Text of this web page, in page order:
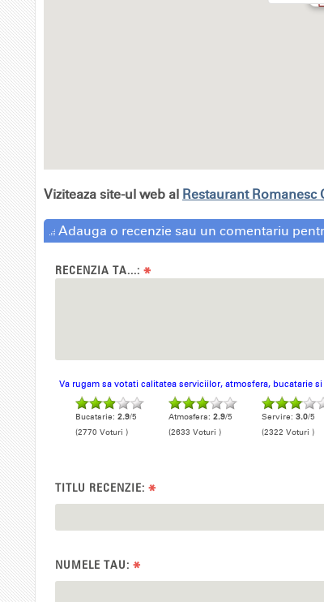
Viziteaza site-ul web al Restaurant Romanesc
Adauga o recenzie sau un comentariu
RECENZIA TA...: *
Va rugam sa votati calitatea serviciilor, atmosfera, bucatarie
Bucatarie: 2.9/5
(2770 Voturi )
Atmosfera: 2.9/5
(2633 Voturi )
Servire: 3.0/5
(2322 Voturi )
TITLU RECENZIE: *
NUMELE TAU: *